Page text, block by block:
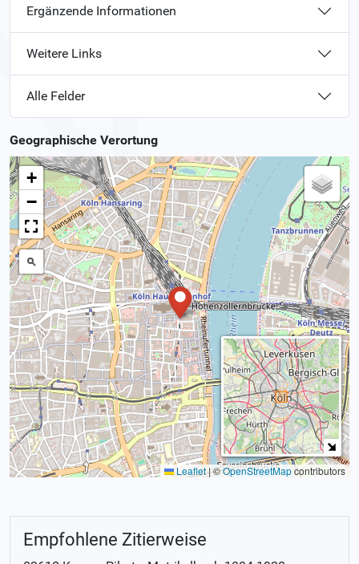
Ergänzende Informationen
Weitere Links
Alle Felder
Geographische Verortung
+
−
Leaflet|©OpenStreetMapcontributors
Empfohlene Zitierweise